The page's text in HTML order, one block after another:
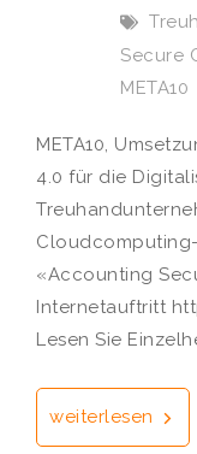
Secure
META10
META10,
4.0 für die
«Accounting
Internetauftritt
Lesen Sie
weiterlesen